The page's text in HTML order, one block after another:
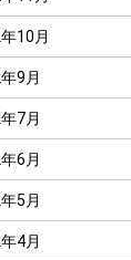
10月
9月
7月
6月
5月
4月